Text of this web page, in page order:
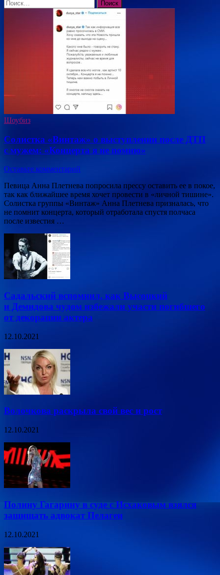
Шоубиз
Солистка «Винтаж» о выступлении после ДТП
с мужем: «Концерта я не помню»
Оставьте комментарий
Певица Анна Плетнева попросила прессу оставить ее в покое,
так как ближайшее время хочет провести в «личной тишине».
Солистка группы «Винтаж» Анна Плетнева призналась, что
не помнит концерта, который отработала спустя полчаса
после известия …
Садальский вспомнил, как Высоцкий
и Демидова чудом избежали участи погибшего
от декорации актера
12.10.2021
Волочкова раскрыла свой вес и рост
12.10.2021
Полину Гагарину в суде с Исхаковым взялся
защищать адвокат Пелагеи
12.10.2021